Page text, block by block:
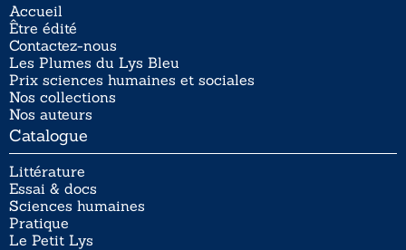
Accueil
Être édité
Contactez-nous
Les Plumes du Lys Bleu
Prix sciences humaines et sociales
Nos collections
Nos auteurs
Catalogue
Littérature
Essai & docs
Sciences humaines
Pratique
Le Petit Lys